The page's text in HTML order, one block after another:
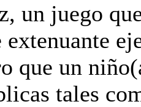
un juego
extenuante
que un
tales